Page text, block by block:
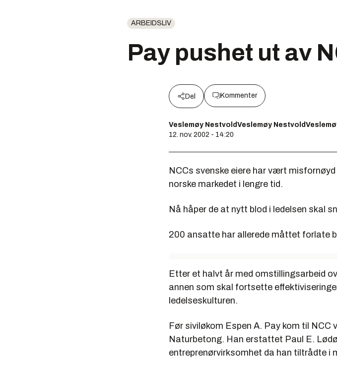
ARBEIDSLIV
Pay pushet ut av
Del Kommenter
Veslemøy NestvoldVeslemøy
12. nov. 2002 - 14:20
NCCs svenske eiere har vært
norske markedet i lengre tid.
Nå håper de at nytt blod i ledelsen skal
200 ansatte har allerede måttet forlate
Etter et halvt år med omstillingsarbeid
annen som skal fortsette
ledelseskulturen.
Før siviløkom Espen A. Pay kom til NCC
Naturbetong. Han erstattet Paul E.
entreprenørvirksomhet da han tiltrådte i